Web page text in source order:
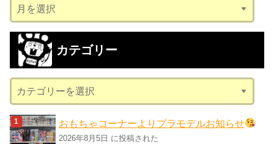
ー
カ
ブ
カテゴリー
テ
ゴ
リ
おもちゃコーナーよりプラモデルお知らせ
2026年8月5日 に投稿された